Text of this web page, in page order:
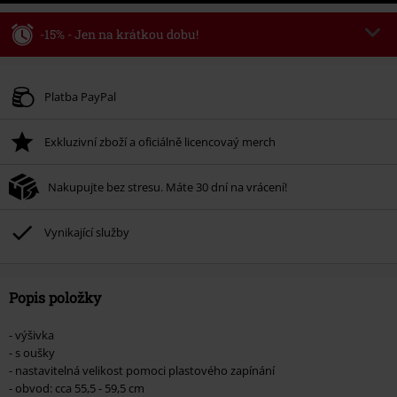
-15% - Jen na krátkou dobu!
Platné do 8/9/26
Po zadání kódu v košíku, se sleva uplatní automaticky.
Nelze kombinovat s jinými akciovými kódy. Sleva se nevztahuje na: knihy,
média, vstupenky, Rammstein, (Till) Lindemann, Böhse Onkelz, Broilers, Die
podpoříte nadaci.
Platba PayPal
Exkluzivní zboží a oficiálně licencovaý merch
Nakupujte bez stresu. Máte 30 dní na vrácení!
Vynikající služby
Popis položky
- výšivka
- s oušky
- nastavitelná velikost pomoci plastového zapínání
- obvod: cca 55,5 - 59,5 cm